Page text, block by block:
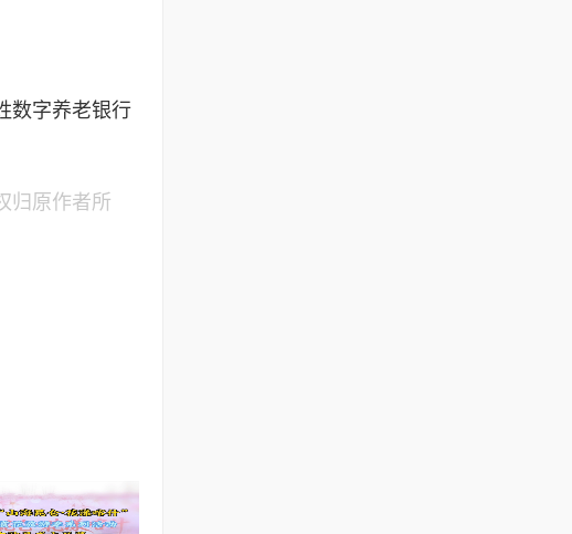
数字养老银行
归原作者所